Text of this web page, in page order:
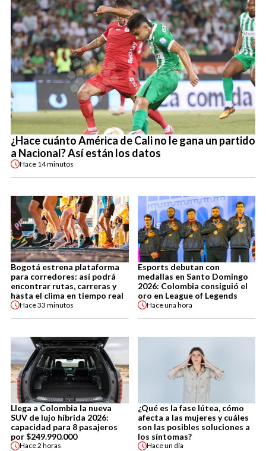
¿Hace cuánto América de Cali no le gana un partido
a Nacional? Así están los datos
Hace 14 minutos
Bogotá estrena plataforma
para corredores: así podrá
encontrar rutas, carreras y
hasta el clima en tiempo real
Hace33 minutos
Esports debutan con
medallas en Santo Domingo
2026: Colombia consiguió el
oro en League of Legends
Haceuna hora
Llega a Colombia la nueva
SUV de lujo híbrida 2026:
capacidad para 8 pasajeros
por $249.990.000
Hace2 horas
¿Qué es la fase lútea, cómo
afecta a las mujeres y cuáles
son las posibles soluciones a
los síntomas?
Haceun día